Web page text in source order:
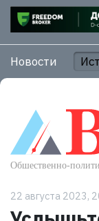
Новости
22 августа 2023,